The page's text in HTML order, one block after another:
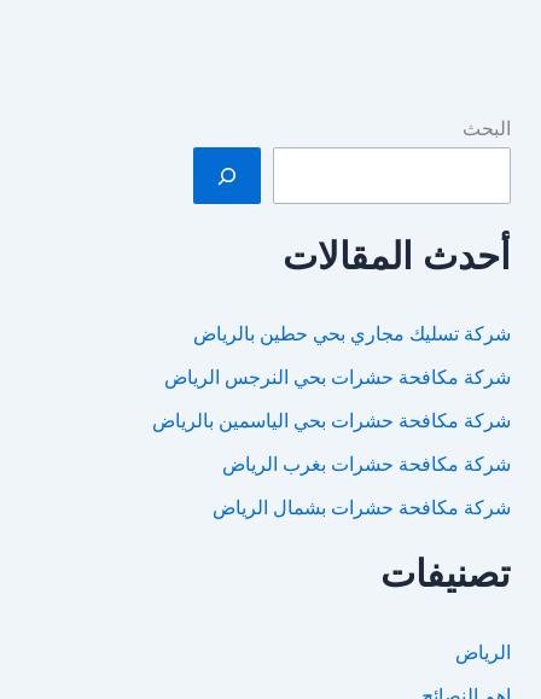
البحث
أحدث المقالات
شركة تسليك مجاري بحي حطين بالرياض
شركة مكافحة حشرات بحي النرجس الرياض
شركة مكافحة حشرات بحي الياسمين بالرياض
شركة مكافحة حشرات بغرب الرياض
شركة مكافحة حشرات بشمال الرياض
تصنيفات
الرياض